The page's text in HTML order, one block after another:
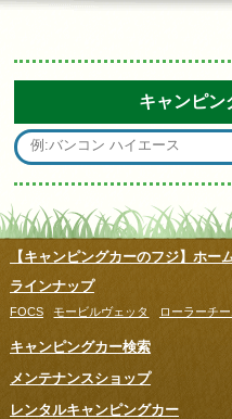
キャンピン
【キャンピングカーのフジ】ホー
ラインナップ
FOCS モービルヴェッタ ローラーチ
キャンピングカー検索
メンテナンスショップ
レンタルキャンピングカー